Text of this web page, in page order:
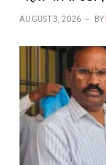
AUGUST 3, 2026 BY